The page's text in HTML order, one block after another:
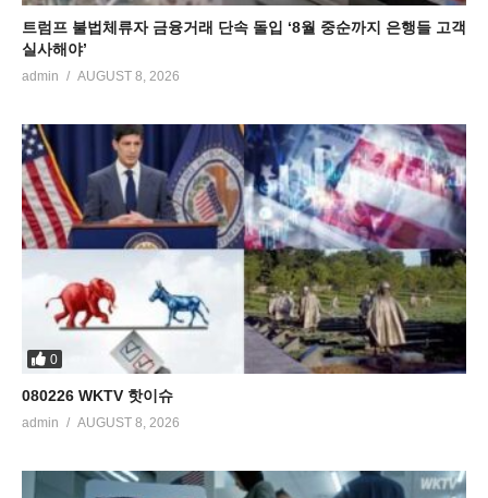
트럼프 불법체류자 금융거래 단속 돌입 ‘8월 중순까지 은행들 고객
실사해야’
admin AUGUST 8, 2026
0
080226 WKTV 핫이슈
admin AUGUST 8, 2026